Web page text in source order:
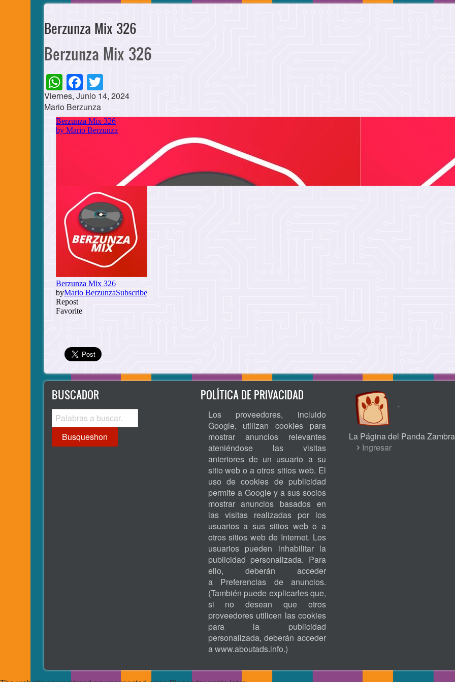
Berzunza Mix 326
Berzunza Mix 326
WhatsApp
Facebook
Viernes, Junio 14, 2024
Mario Berzunza
Cuerpo
BUSCADOR
Busqueshon
POLÍTICA DE PRIVACIDAD
Los proveedores, incluido
Google, utilizan cookies para
mostrar anuncios relevantes
ateniéndose las visitas
anteriores de un usuario a su
sitio web o a otros sitios web. El
uso de cookies de publicidad
permite a Google y a sus socios
mostrar anuncios basados en
las visitas realizadas por los
usuarios a sus sitios web o a
otros sitios web de Internet. Los
usuarios pueden inhabilitar la
publicidad personalizada. Para
ello, deberán acceder
a Preferencias de anuncios.
(También puede explicarles que,
si no desean que otros
proveedores utilicen las cookies
para la publicidad
personalizada, deberán acceder
awww.aboutads.info.)
La Página del Panda
USERIngresar